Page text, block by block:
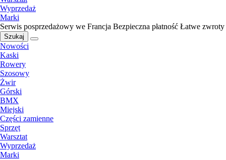
Wyprzedaż
Marki
Serwis posprzedażowy we Francja Bezpieczna płatność Łatwe zwroty
Szukaj
Nowości
Kaski
Rowery
Szosowy
Żwir
Górski
BMX
Miejski
Części zamienne
Sprzęt
Warsztat
Wyprzedaż
Marki